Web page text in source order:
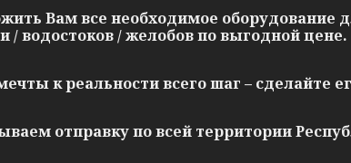
Вам все необходимое оборудование
/ водостоков / желобов по выгодной цене.
к реальности всего шаг – сделайте
отправку по всей территории